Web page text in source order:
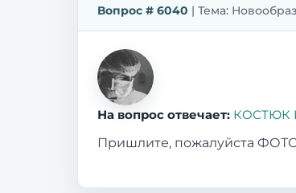
Вопрос # 6040 | Тема:
На вопрос отвечает: КОСТЮК
Пришлите, пожалуйста